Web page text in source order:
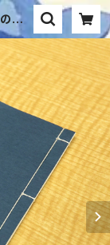
花/
n
ーズ
プラ